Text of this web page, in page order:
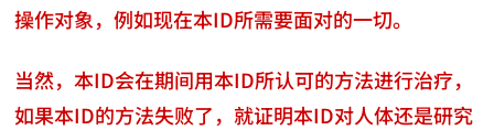
操作对象，例如现在本ID所需要面对的一切。
当然，本ID会在期间用本ID所认可的方法进行治疗，
如果本ID的方法失败了，就证明本ID对人体还是研究